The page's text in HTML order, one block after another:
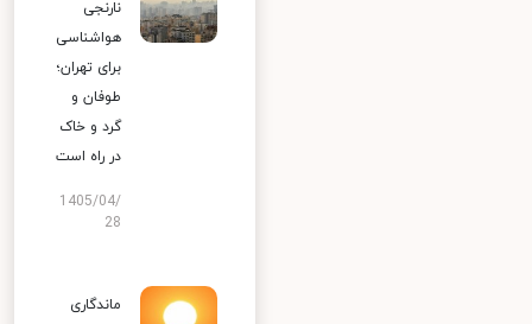
نارنجی
هواشناسی
برای تهران؛
طوفان و
گرد و خاک
در راه است
1405/04/
28
ماندگاری